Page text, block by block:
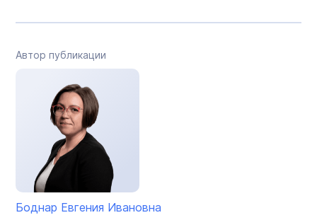
Автор публикации
Боднар Евгения Ивановна